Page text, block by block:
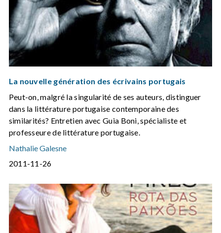
La nouvelle génération des écrivains portugais
Peut-on, malgré la singularité de ses auteurs, distinguer
dans la littérature portugaise contemporaine des
similarités? Entretien avec Guia Boni, spécialiste et
professeure de littérature portugaise.
Nathalie Galesne
2011-11-26